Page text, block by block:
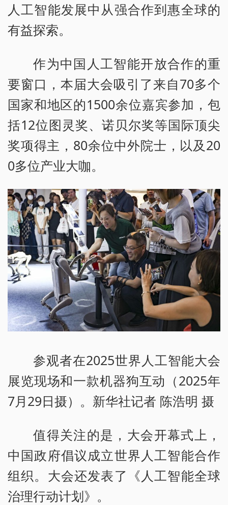
人工智能发展中从强合作到惠全球的
有益探索。
作为中国人工智能开放合作的重
要窗口，本届大会吸引了来自70多个
国家和地区的1500余位嘉宾参加，包
括12位图灵奖、诺贝尔奖等国际顶尖
奖项得主，80余位中外院士，以及20
0多位产业大咖。
参观者在2025世界人工智能大会
展览现场和一款机器狗互动（2025年
7月29日摄）。新华社记者 陈浩明 摄
值得关注的是，大会开幕式上，
中国政府倡议成立世界人工智能合作
组织。大会还发表了《人工智能全球
治理行动计划》。